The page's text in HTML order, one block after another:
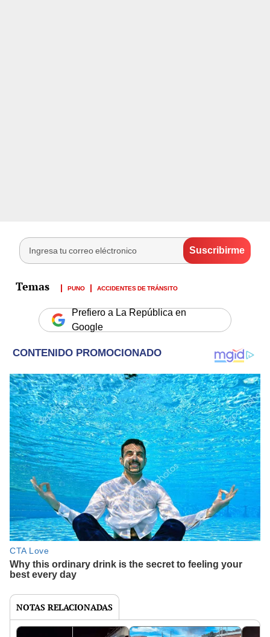
PUNO ACCIDENTES DE TRÁNSITO
Prefiero a La República en
Google
NOTAS RELACIONADAS